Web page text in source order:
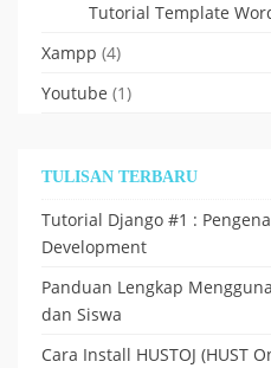
Tutorial Template
Xampp (4)
Youtube (1)
TULISAN TERBARU
Tutorial Django #1 :
Development
Panduan Lengkap
dan Siswa
Cara Install HUSTOJ (HUST